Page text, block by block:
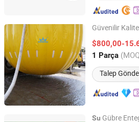
Güvenilir
$800,00-
1 Parça
Talep
Zhenjiang Matchau Marine
Jiangsu, China Fiyat
Su Gübre